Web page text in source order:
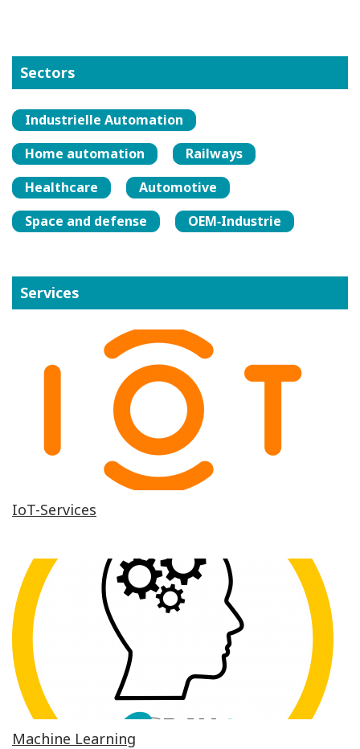
Sectors
Industrielle Automation
Home automation
Railways
Healthcare
Automotive
Space and defense
OEM‑Industrie
Services
IoT-Services
Machine Learning